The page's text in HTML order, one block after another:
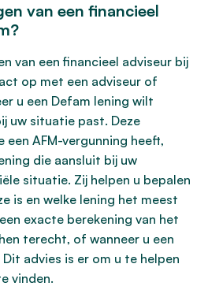
van een financieel
van een financieel adviseur bij
op met een adviseur of
u een Defam lening wilt
uw situatie past. Deze
een AFM-vergunning heeft,
die aansluit bij uw
situatie. Zij helpen u bepalen
is en welke lening het meest
exacte berekening van het
terecht, of wanneer u een
advies is er om u te helpen
vinden.